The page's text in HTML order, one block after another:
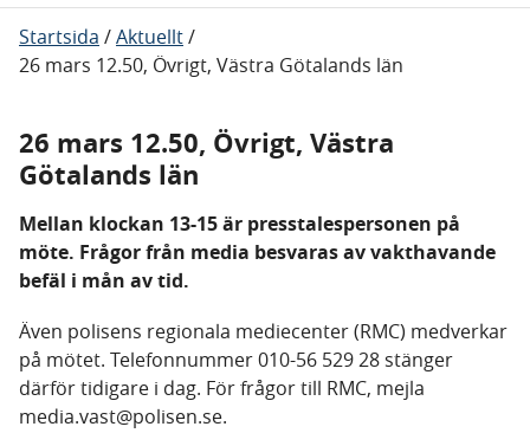
Startsida /Aktuellt/
26 mars 12.50, Övrigt, Västra Götalands län
26 mars 12.50, Övrigt, Västra
Götalands län
Mellan klockan 13-15 är presstalespersonen på
möte. Frågor från media besvaras av vakthavande
befäl i mån av tid.
Även polisens regionala mediecenter (RMC) medverkar
på mötet. Telefonnummer 010-56 529 28 stänger
därför tidigare i dag. För frågor till RMC, mejla
media.vast@polisen.se.